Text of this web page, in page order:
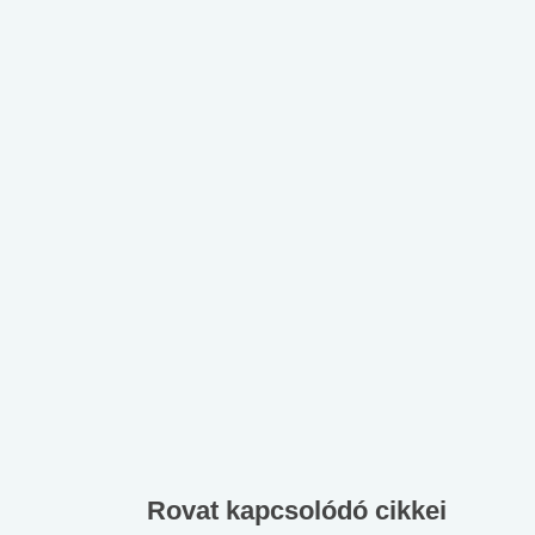
Rovat kapcsolódó cikkei